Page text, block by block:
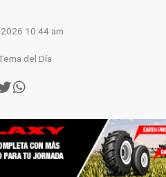
10:44 am
del Día